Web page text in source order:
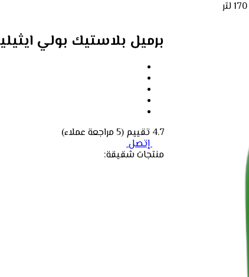
برميل بلاستيك بولي
4.7 تقييم (5 مراجعة عملاء)
إتصل
منتجات شقيقة: